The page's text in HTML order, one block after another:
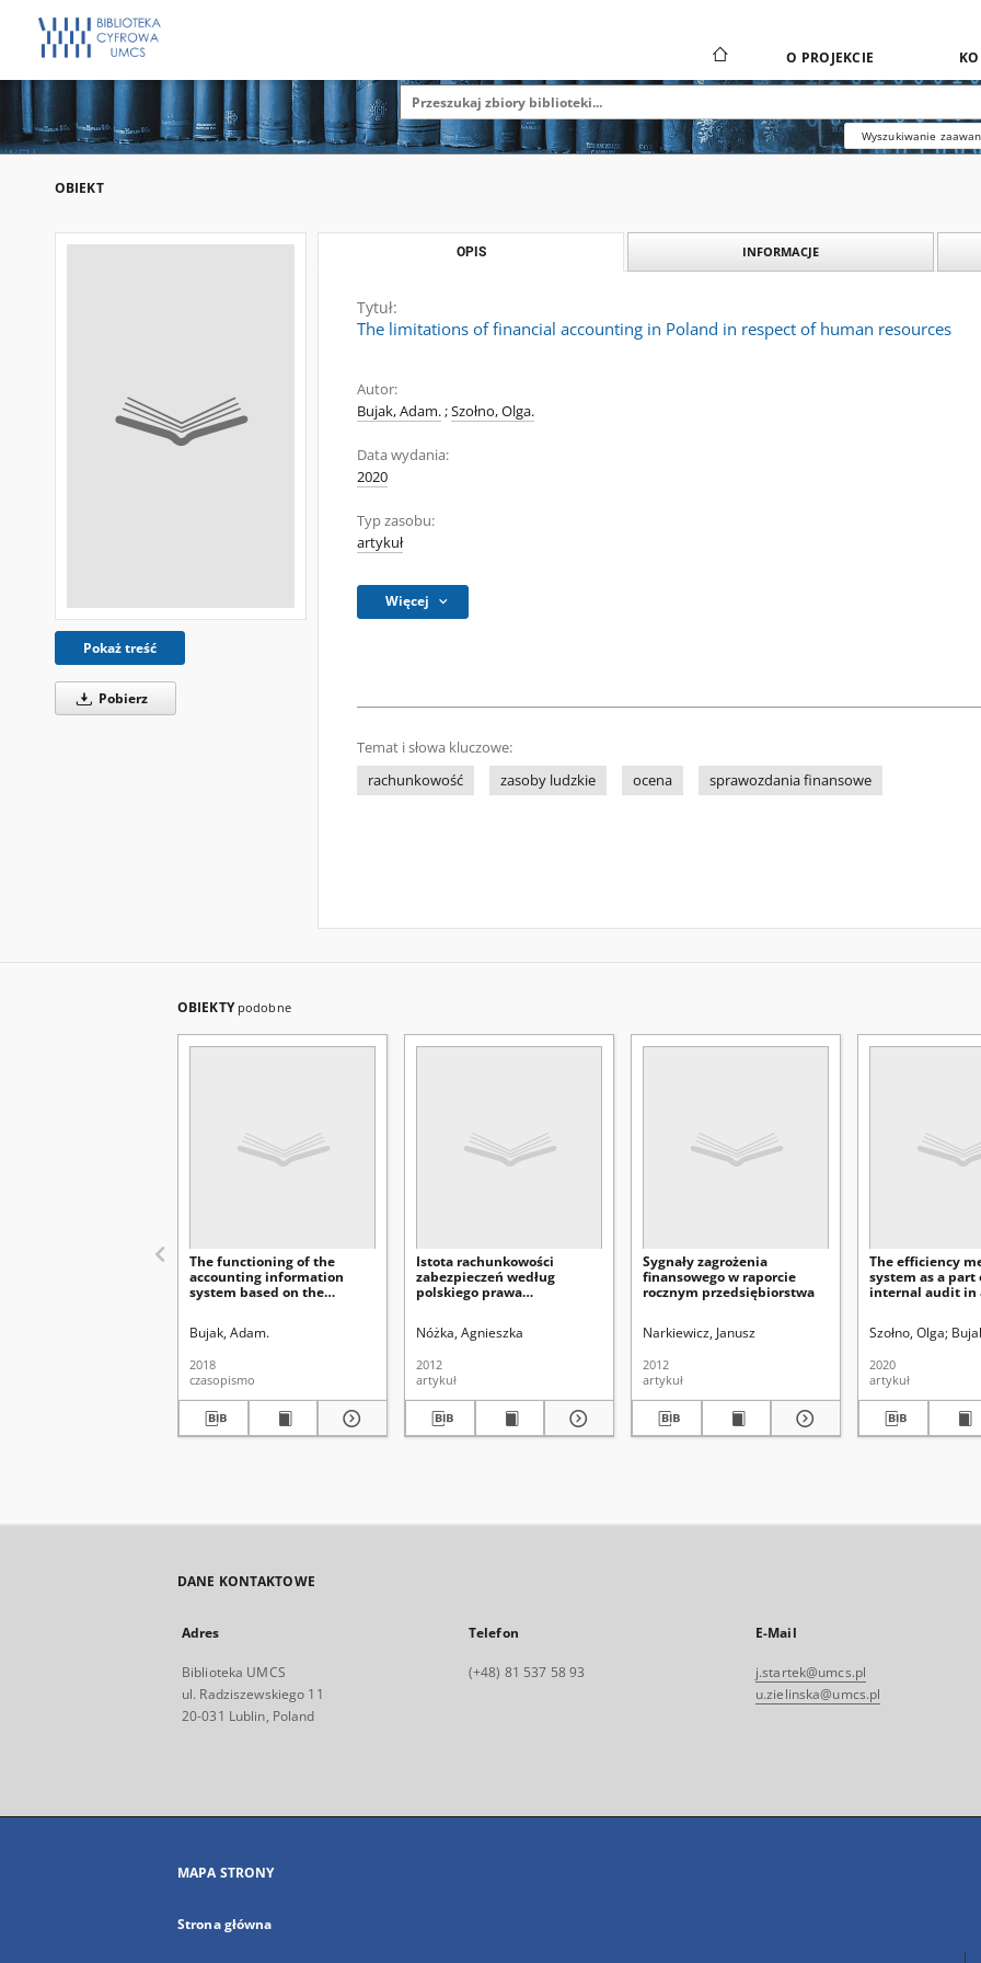
O PROJEKCIE
Wyszukiwanie
OBIEKT
Pokaż treść
Pobierz
OPIS INFORMACJE
Tytuł:
The limitations of financial accounting in Poland in respect of human resources
Autor:
Bujak, Adam.;Szołno, Olga.
Data wydania:
2020
Typ zasobu:
artykuł
Więcej
Temat i słowa kluczowe:
rachunkowość
zasoby ludzkie ocena sprawozdania finansowe
OBIEKTY podobne
The functioning of the
accounting information
system based on the
Bujak, Adam.
2018
czasopismo
Istota rachunkowości
zabezpieczeń według
polskiego prawa
Nóżka, Agnieszka
2012
artykuł
Sygnały zagrożenia
finansowego w raporcie
rocznym przedsiębiorstwa
Narkiewicz, Janusz
2012
artykuł
The efficiency
system as a part
internal audit in
Szołno, Olga
2020
artykuł
DANE KONTAKTOWE
Adres
Biblioteka UMCS
ul. Radziszewskiego 11
20-031 Lublin, Poland
Telefon
(+48) 81 537 58 93
E-Mail
j.startek@umcs.pl
u.zielinska@umcs.pl
MAPA STRONY
Strona główna